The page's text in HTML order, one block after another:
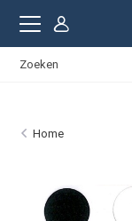
Home